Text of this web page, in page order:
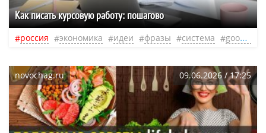
Как писать курсовую работу: пошагово
россия экономика идеи фразы система google
novochag.ru 09.06.2026 / 17:25